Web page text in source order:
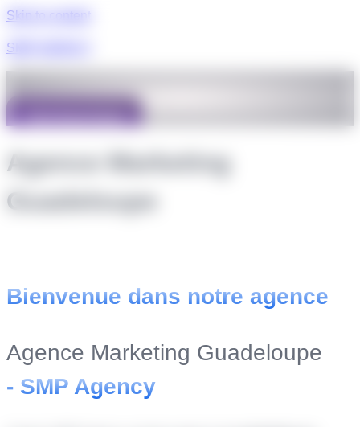
Skip to content
SMP AGENCY
Votre Essai Gratuit
Agence Marketing
Guadeloupe
Bienvenue dans notre agence
Agence Marketing Guadeloupe
- SMP Agency